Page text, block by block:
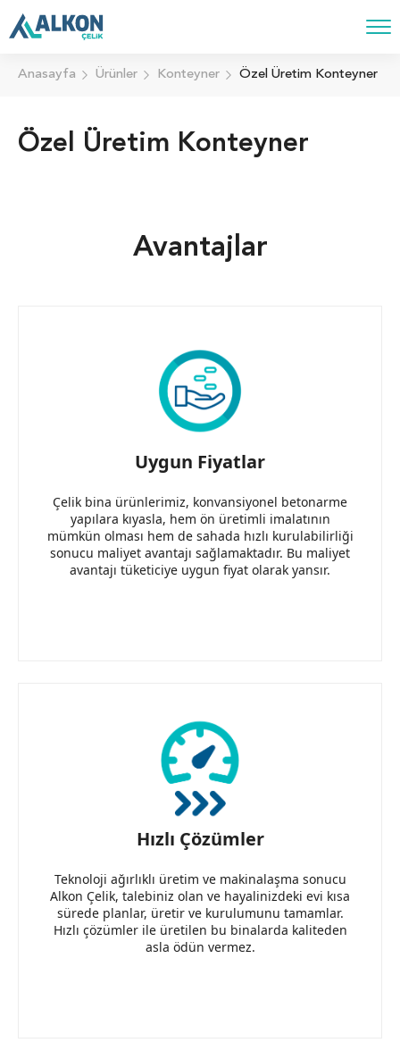
Anasayfa Ürünler Konteyner Özel Üretim Konteyner
Özel Üretim Konteyner
Avantajlar
Uygun Fiyatlar
Çelik bina ürünlerimiz, konvansiyonel betonarme
yapılara kıyasla, hem ön üretimli imalatının
mümkün olması hem de sahada hızlı kurulabilirliği
sonucu maliyet avantajı sağlamaktadır. Bu maliyet
avantajı tüketiciye uygun fiyat olarak yansır.
Hızlı Çözümler
Teknoloji ağırlıklı üretim ve makinalaşma sonucu
Alkon Çelik, talebiniz olan ve hayalinizdeki evi kısa
sürede planlar, üretir ve kurulumunu tamamlar.
Hızlı çözümler ile üretilen bu binalarda kaliteden
asla ödün vermez.